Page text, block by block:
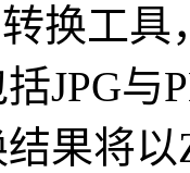
换工
JPG与
果将